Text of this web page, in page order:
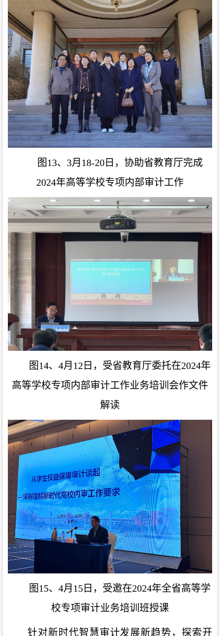
图13、3月18-20日，协助省教育厅完成
2024年高等学校专项内部审计工作
图14、4月12日，受省教育厅委托在2024年
高等学校专项内部审计工作业务培训会作文件
解读
图15、4月15日，受邀在2024年全省高等学
校专项审计业务培训班授课
针对新时代智慧审计发展新趋势，探索开